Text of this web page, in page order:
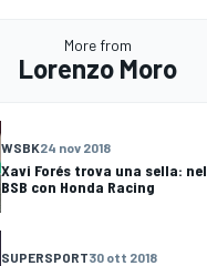
More from
Lorenzo Moro
WSBK24 nov 2018
Xavi Forés trova una sella:
BSB con Honda Racing
SUPERSPORT30 ott 2018